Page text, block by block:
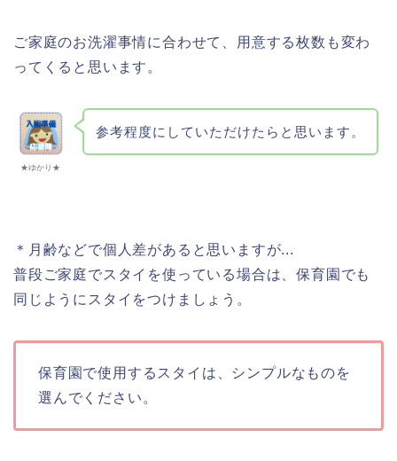
ご家庭のお洗濯事情に合わせて、用意する枚数も変わ
ってくると思います。
★ゆかり★
参考程度にしていただけたらと思います。
＊月齢などで個人差があると思いますが...
普段ご家庭でスタイを使っている場合は、保育園でも
同じようにスタイをつけましょう。
保育園で使用するスタイは、シンプルなものを
選んでください。